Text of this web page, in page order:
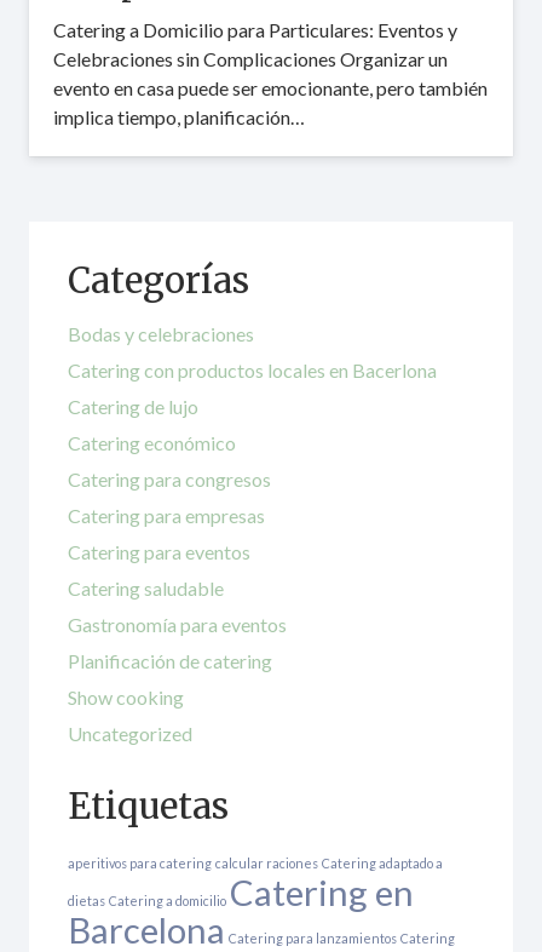
Catering a Domicilio para Particulares: Eventos y
Celebraciones sin Complicaciones Organizar un
evento en casa puede ser emocionante, pero también
implica tiempo, planificación…
Categorías
Bodas y celebraciones
Catering con productos locales en Bacerlona
Catering de lujo
Catering económico
Catering para congresos
Catering para empresas
Catering para eventos
Catering saludable
Gastronomía para eventos
Planificación de catering
Show cooking
Uncategorized
Etiquetas
aperitivos para catering calcular raciones Catering adaptado a
dietas Catering a domicilio Catering en
Barcelona Catering para lanzamientos Catering